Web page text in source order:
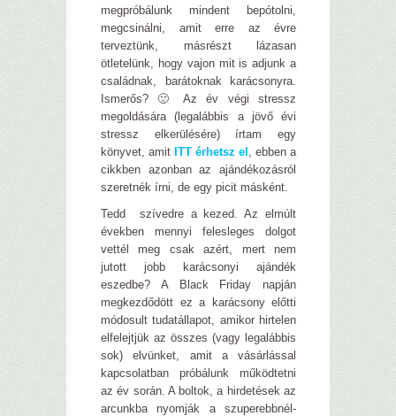
megpróbálunk mindent bepótolni,
megcsinálni, amit erre az évre
terveztünk, másrészt lázasan
ötletelünk, hogy vajon mit is adjunk a
családnak, barátoknak karácsonyra.
Ismerős? 🙂 Az év végi stressz
megoldására (legalábbis a jövő évi
stressz elkerülésére) írtam egy
könyvet, amit ITT érhetsz el , ebben a
cikkben azonban az ajándékozásról
szeretnék írni, de egy picit másként.
Tedd szívedre a kezed. Az elmúlt
években mennyi felesleges dolgot
vettél meg csak azért, mert nem
jutott jobb karácsonyi ajándék
eszedbe? A Black Friday napján
megkezdődött ez a karácsony előtti
módosult tudatállapot, amikor hirtelen
elfelejtjük az összes (vagy legalábbis
sok) elvünket, amit a vásárlással
kapcsolatban próbálunk működtetni
az év során. A boltok, a hirdetések az
arcunkba nyomják a szuperebbnél-